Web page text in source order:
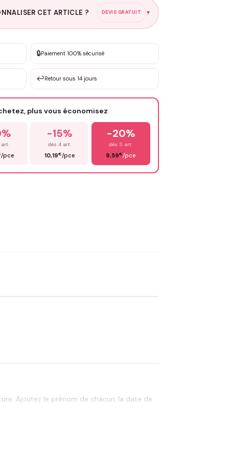
CET ARTICLE ? DEVIS GRATUIT ▼
de 3 à 10€ selon la demande
🔒Paiement 100% sécurisé
↩️Retour sous 14 jours
plus vous économisez
art.
/pce
-15%
dès 4 art.
10,19€/pce
-20%
dès 5 art.
9,59€/pce
Ajoutez le prénom de chacun, la date de